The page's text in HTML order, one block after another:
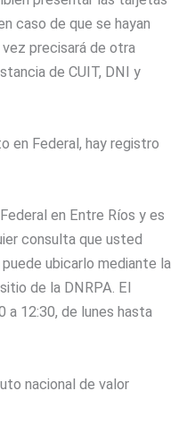
caso de que se hayan
precisará de otra
de CUIT, DNI y
en Federal, hay registro
en Entre Ríos y es
consulta que usted
ubicarlo mediante la
de la DNRPA. El
a 12:30, de lunes hasta
nacional de valor